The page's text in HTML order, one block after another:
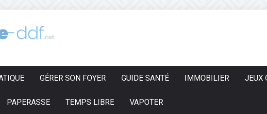
GÉRER SON FOYER GUIDE SANTÉ IMMOBILIER JEUX
PAPERASSE TEMPS LIBRE VAPOTER